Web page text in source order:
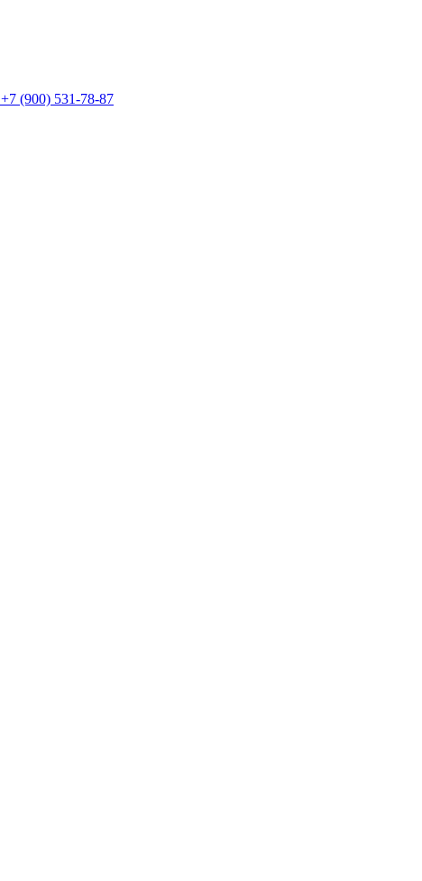
+7 (900) 531-78-87